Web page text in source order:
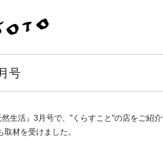
号
生活』3月号で、”くらすこと”の店をご紹介
材を受けました。